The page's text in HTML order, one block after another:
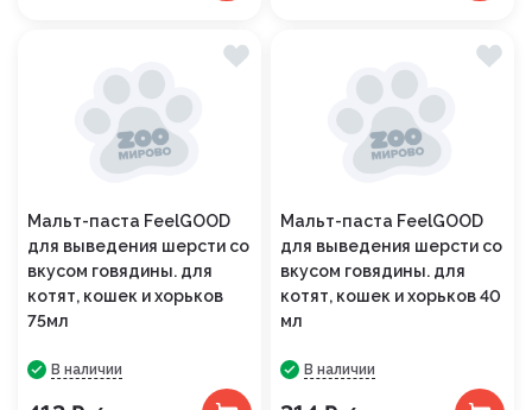
Мальт-паста FeelGOOD
для выведения шерсти со
вкусом говядины. для
котят, кошек и хорьков
75мл
В наличии
Мальт-паста FeelGOOD
для выведения шерсти со
вкусом говядины. для
котят, кошек и хорьков 40
мл
В наличии